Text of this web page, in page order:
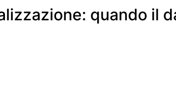
quando il